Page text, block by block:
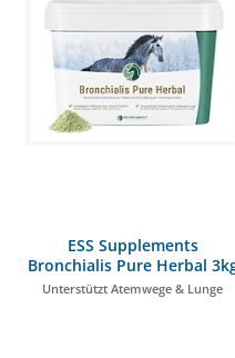
ESS Supplements
Bronchialis Pure Herbal
Unterstützt Atemwege & Lunge